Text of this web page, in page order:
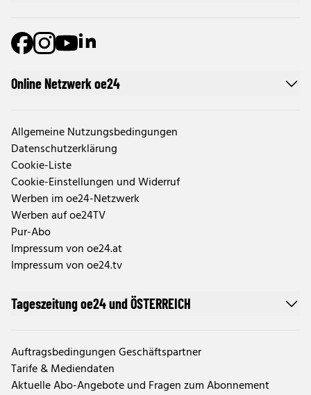
Online Netzwerk oe24
Allgemeine Nutzungsbedingungen
Datenschutzerklärung
Cookie-Liste
Cookie-Einstellungen und Widerruf
Werben im oe24-Netzwerk
Werben auf oe24TV
Pur-Abo
Impressum von oe24.at
Impressum von oe24.tv
Tageszeitung oe24 und ÖSTERREICH
Auftragsbedingungen Geschäftspartner
Tarife & Mediendaten
Aktuelle Abo-Angebote und Fragen zum Abonnement